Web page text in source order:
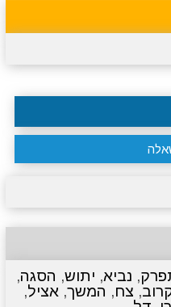
, נביא, יתוש, הסגה,
, צח, המשך, אציל,